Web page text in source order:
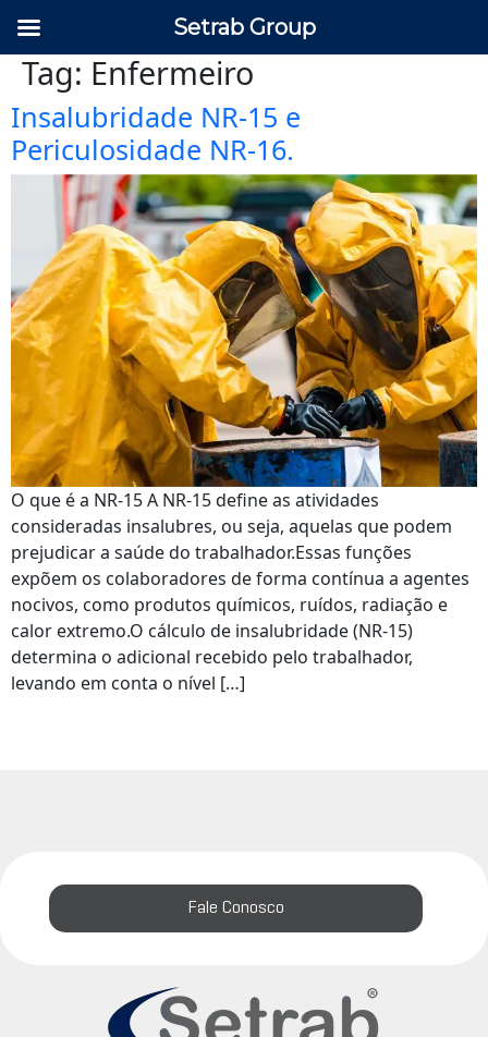
Tag: Enfermeiro
Insalubridade NR-15 e
Periculosidade NR-16.
O que é a NR-15 A NR-15 define as atividades
consideradas insalubres, ou seja, aquelas que podem
prejudicar a saúde do trabalhador.Essas funções
expõem os colaboradores de forma contínua a agentes
nocivos, como produtos químicos, ruídos, radiação e
calor extremo.O cálculo de insalubridade (NR-15)
determina o adicional recebido pelo trabalhador,
levando em conta o nível […]
Fale Conosco
Setrab Group